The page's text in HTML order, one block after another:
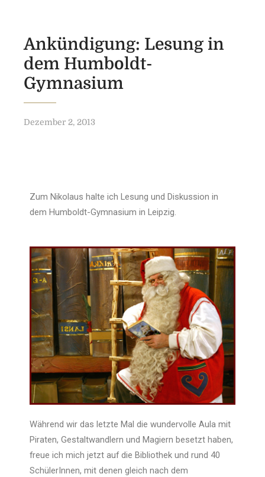
Ankündigung: Lesung in
dem Humboldt-
Gymnasium
Dezember 2, 2013
Zum Nikolaus halte ich Lesung und Diskussion in
dem Humboldt-Gymnasium in Leipzig.
Während wir das letzte Mal die wundervolle Aula mit
Piraten, Gestaltwandlern und Magiern besetzt haben,
freue ich mich jetzt auf die Bibliothek und rund 40
SchülerInnen, mit denen gleich nach dem